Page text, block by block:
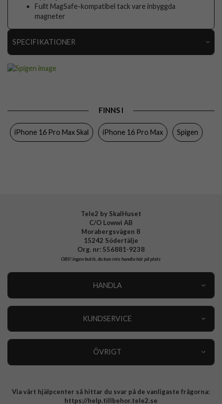
Fullt MagSafe-kompatibel tack vare inbyggda
magneter
SPECIFIKATIONER
Färg Genomskinlig, Vit
FINNS I
iPhone 16 Pro Max Skal iPhone 16 Pro Max Spigen
Tele2 by SkalHuset
C/O Lowwi AB
Morabergsvägen 8
15242 Södertälje
Org. nr: 556881-9238
OBS!Ingen butik, du kan inte handla här på plats
HANDLA
KUNDSERVICE
ÖVRIGT
Integritetspolicy
Via vårt hjälpcenter så hittar du svar på de vanligaste frågorna:
https://help.tillbehor.tele2.se